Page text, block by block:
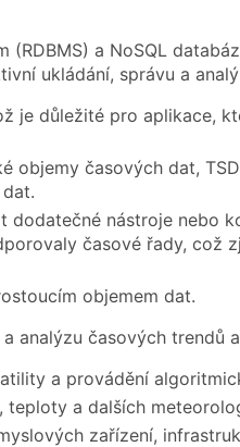
a NoSQL
ukládání, správu a
je důležité pro aplikace,
objemy časových dat,
nástroje nebo
časové řady, což
objemem dat.
analýzu časových trendů
a provádění
a dalších
zařízení,